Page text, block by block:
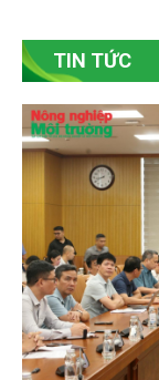
Gốm Ngọc
nghề bằng
đổi số
Bảo tồn giá trị
công nghệ và
trọng để các làng
thị trường và